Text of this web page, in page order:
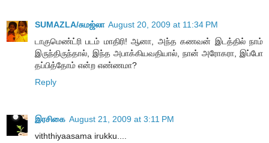
SUMAZLA/சுமஜ்லா August 20, 2009 at 11:34 PM
டாகுமெண்ட்ரி படம் மாதிரி! ஆனா, அந்த கணவன் இடத்தில் நாம்
இருந்திருந்தால், இந்த அபாக்கியவதியால், நான் அரோகரா, இப்போ
தப்பித்தோம் என்ற எண்ணமா?
Reply
இரசிகை August 21, 2009 at 3:11 PM
viththiyaasama irukku....